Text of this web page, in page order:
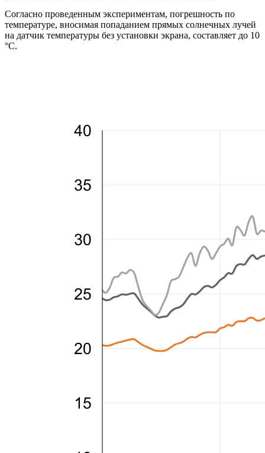
Согласно проведенным экспериментам, погрешность по
температуре, вносимая попаданием прямых солнечных лучей
на датчик температуры без установки экрана, составляет до 10
°С.